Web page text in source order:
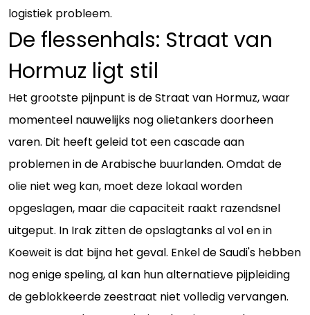
logistiek probleem.
De flessenhals: Straat van
Hormuz ligt stil
Het grootste pijnpunt is de Straat van Hormuz, waar
momenteel nauwelijks nog olietankers doorheen
varen. Dit heeft geleid tot een cascade aan
problemen in de Arabische buurlanden. Omdat de
olie niet weg kan, moet deze lokaal worden
opgeslagen, maar die capaciteit raakt razendsnel
uitgeput. In Irak zitten de opslagtanks al vol en in
Koeweit is dat bijna het geval. Enkel de Saudi's hebben
nog enige speling, al kan hun alternatieve pijpleiding
de geblokkeerde zeestraat niet volledig vervangen.